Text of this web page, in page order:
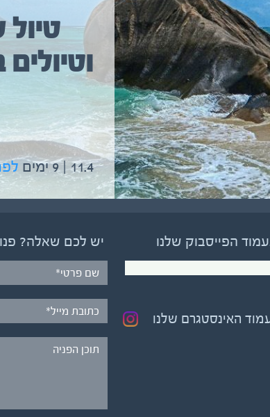
טיול
11.4 | 9 ימים
טיול שייט מקיף איסלנד
בהדרכת גיל יניב
5.6 | 12 ימים לפרטים והרשמה
הפייסבוק שלנו
האינסטגרם שלנו
יש לכם שאלה? פנו